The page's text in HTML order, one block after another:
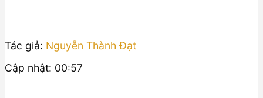
Tác giả: Nguyễn Thành Đạt
Cập nhật: 00:57